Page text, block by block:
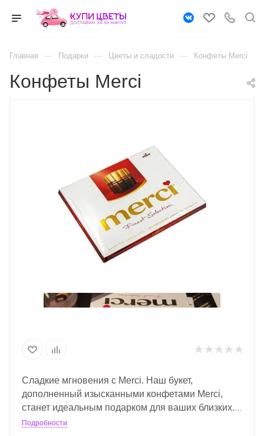
Главная — Подарки — Цветы и сладости — Конфеты Merci
Конфеты Merci
Сладкие мгновения с Merci. Наш букет,
дополненный изысканными конфетами Merci,
станет идеальным подарком для ваших близких.
Эти великолепные шоколадные конфеты
Подробности